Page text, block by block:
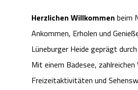
Herzlichen Willkommen beim
Ankommen, Erholen und
Lüneburger Heide geprägt
Mit einem Badesee,
Freizeitaktivitäten und